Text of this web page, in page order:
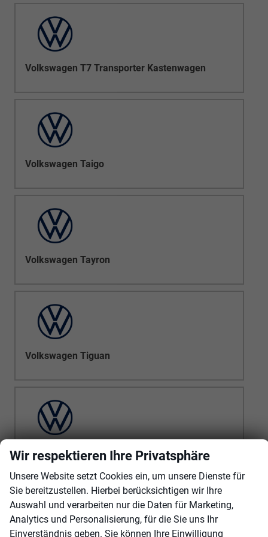
Volkswagen T7 Transporter Kastenwagen
Volkswagen Taigo
Volkswagen Tayron
Volkswagen Tiguan
Volkswagen Touareg
Wir respektieren Ihre Privatsphäre
Unsere Website setzt Cookies ein, um unsere Dienste für
Sie bereitzustellen. Hierbei berücksichtigen wir Ihre
Auswahl und verarbeiten nur die Daten für Marketing,
Analytics und Personalisierung, für die Sie uns Ihr
Einverständnis geben. Sie können Ihre Einwilligung